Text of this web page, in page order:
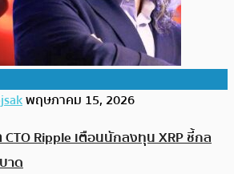
พฤษภาคม 15, 2026
Ripple เตือนนักลงทุน XRP ชี้กล
าด